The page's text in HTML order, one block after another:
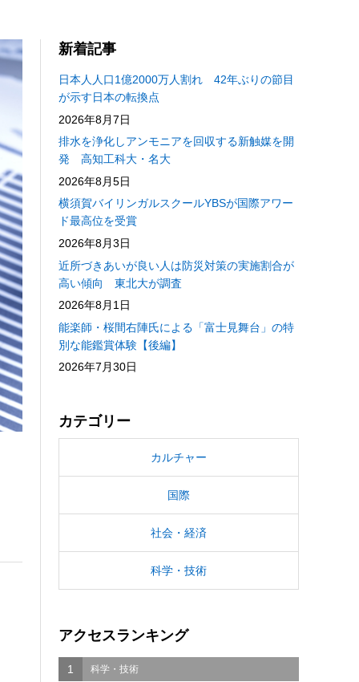
新着記事
日本人人口1億2000万人割れ 42年ぶりの節目
が示す日本の転換点
2026年8月7日
排水を浄化しアンモニアを回収する新触媒を開
発 高知工科大・名大
2026年8月5日
横須賀バイリンガルスクールYBSが国際アワー
ド最高位を受賞
2026年8月3日
近所づきあいが良い人は防災対策の実施割合が
高い傾向 東北大が調査
2026年8月1日
能楽師・桜間右陣氏による「富士見舞台」の特
別な能鑑賞体験【後編】
2026年7月30日
カテゴリー
カルチャー
国際
社会・経済
科学・技術
アクセスランキング
1 科学・技術